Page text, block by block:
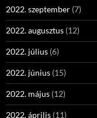
2022. szeptember (7)
2022. augusztus (12)
2022. július (6)
2022. június (15)
2022. május (12)
2022. április (11)